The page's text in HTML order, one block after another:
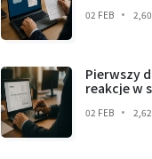
02 FEB
Pierwszy
reakcje w
02 FEB